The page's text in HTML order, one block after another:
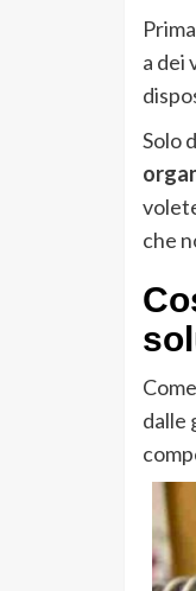
a dei
Solo
che
dalle